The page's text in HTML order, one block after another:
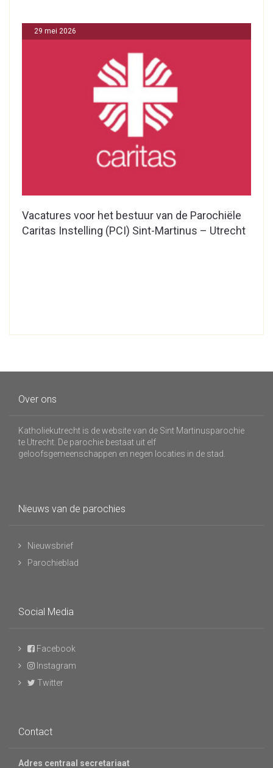
Vacatures voor het bestuur van de Parochiële
Caritas Instelling (PCI) Sint-Martinus – Utrecht
29 mei 2026
Over ons
Katholiekutrecht is de website van de Sint Martinusparochie
te Utrecht. De parochie bestaat uit elf
geloofsgemeenschappen en negen locaties in de stad.
Nieuws van de parochies
Nieuwsbrief
Parochieblad
Social Media
Facebook
Instagram
Twitter
Contact
Adres centraal secretariaat